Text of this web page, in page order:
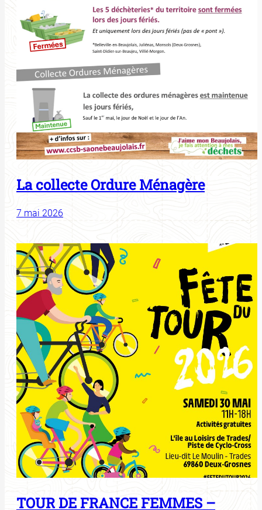
La collecte Ordure Ménagère
7 mai 2026
TOUR DE FRANCE FEMMES –